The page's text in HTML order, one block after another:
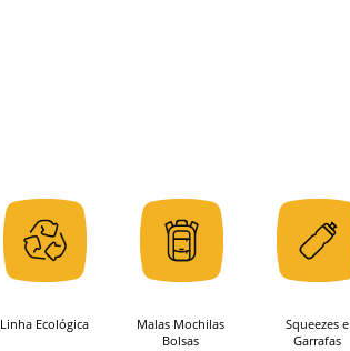
Linha Ecológica
Malas Mochilas
Bolsas
Squeezes e
Garrafas